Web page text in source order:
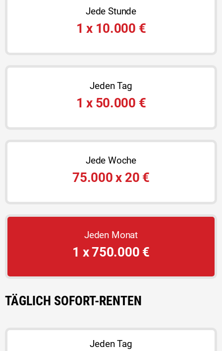
Jede Stunde
1 x 10.000 €
Jeden Tag
1 x 50.000 €
Jede Woche
75.000 x 20 €
Jeden Monat
1 x 750.000 €
TÄGLICH SOFORT-RENTEN
Jeden Tag